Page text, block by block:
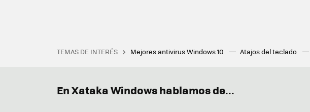
TEMAS DE INTERÉS Mejores antivirus Windows 10 Atajos del teclado
En Xataka Windows hablamos de...